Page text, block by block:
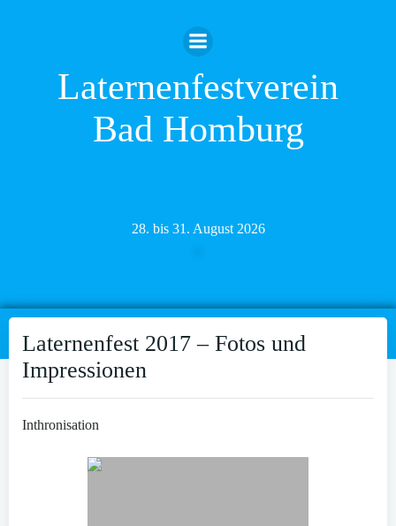
Inhalt
springen
Laternenfestverein
Bad Homburg
28. bis 31. August 2026
Laternenfest 2017 – Fotos und
Impressionen
Inthronisation